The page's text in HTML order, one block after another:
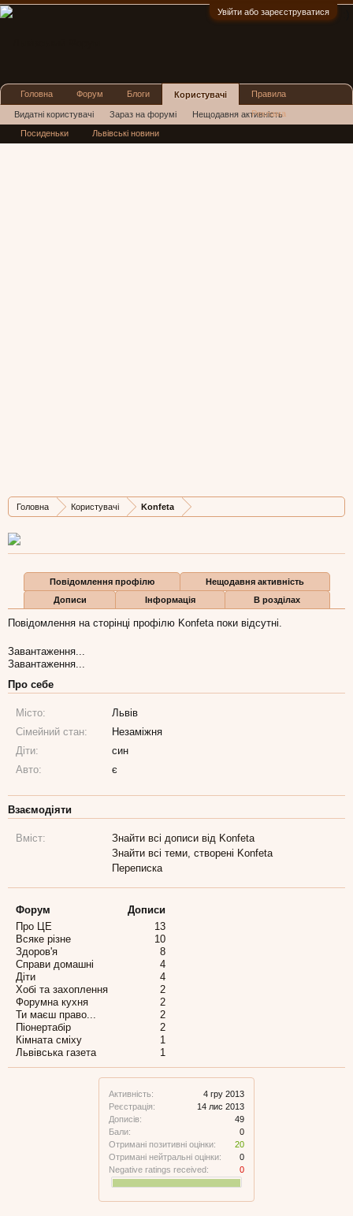
Увійти або зареєструватися
Головна Користувачі Konfeta
Активність:
4 гру 2013
Реєстрація:
14 лис 2013
Дописів:
49
Бали:
0
Отримані позитивні оцінки:
20
Отримані нейтральні оцінки:
0
Negative ratings received:
0
Дописів
49
Карма
20
Бали
0
Повідомлення профілю
Нещодавня активність
Дописи
Інформація В розділах
Повідомлення на сторінці профілю Konfeta поки відсутні.
Завантаження...
Завантаження...
Про себе
Місто:
Львів
Сімейний стан:
Незаміжня
Діти:
син
Авто:
є
Взаємодіяти
Вміст:
Знайти всі дописи від Konfeta
Знайти всі теми, створені Konfeta
Переписка
Форум
Дописи
Про ЦЕ
13
Всяке різне
10
Здоров'я
8
Справи домашні
4
Діти
4
Хобі та захоплення
2
Форумна кухня
2
Ти маєш право...
2
Піонертабір
2
Кімната сміху
1
Львівська газета
1
Головна Форум Блоги Користувачі
Видатні користувачі Зараз на форумі Нещодавня активність
Нові повідомлення профілю
Правила
Реклама
Посиденьки Львівські новини